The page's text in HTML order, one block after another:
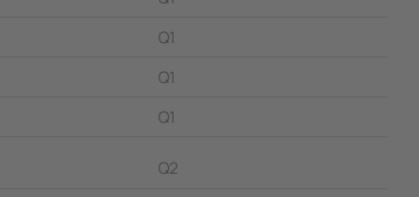
Q1
Q1
Q1
Q2